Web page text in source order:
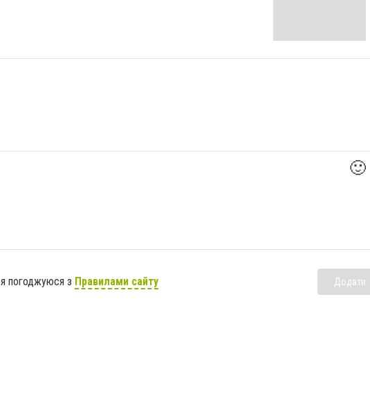
🙂
погоджуюся з Правилами сайту Додати